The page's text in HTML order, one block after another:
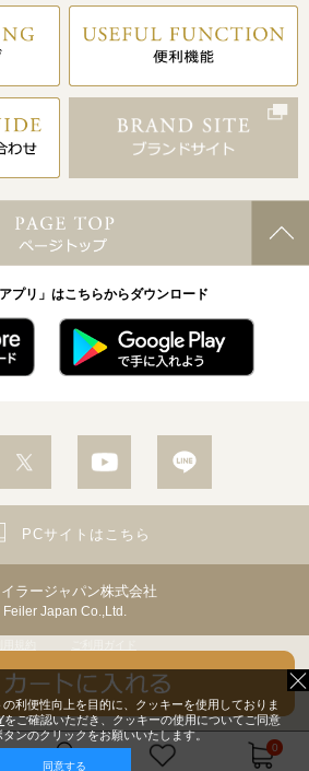
アプリ」はこちらからダウンロード
ラージャパン株式会社
Feiler Japan Co.,Ltd.
方針・個人情報の取り扱いについて
Japan Co.,Ltd. All Rights Reserved.
PCサイトはこちら
0
利便性向上を目的に、クッキーを使用しておりま
をご確認いただき、クッキーの使用についてご同意
ンのクリックをお願いいたします。
同意する